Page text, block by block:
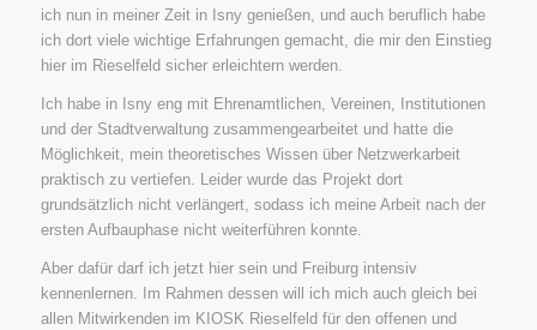
ich nun in meiner Zeit in Isny genießen, und auch beruflich habe
ich dort viele wichtige Erfahrungen gemacht, die mir den Einstieg
hier im Rieselfeld sicher erleichtern werden.
Ich habe in Isny eng mit Ehrenamtlichen, Vereinen, Institutionen
und der Stadtverwaltung zusammengearbeitet und hatte die
Möglichkeit, mein theoretisches Wissen über Netzwerkarbeit
praktisch zu vertiefen. Leider wurde das Projekt dort
grundsätzlich nicht verlängert, sodass ich meine Arbeit nach der
ersten Aufbauphase nicht weiterführen konnte.
Aber dafür darf ich jetzt hier sein und Freiburg intensiv
kennenlernen. Im Rahmen dessen will ich mich auch gleich bei
allen Mitwirkenden im KIOSK Rieselfeld für den offenen und